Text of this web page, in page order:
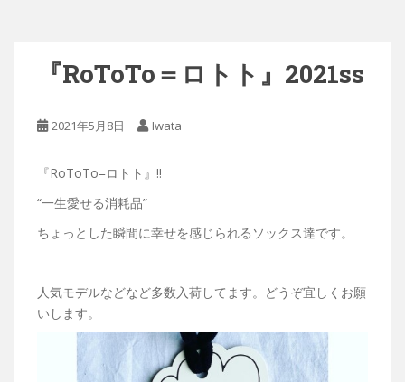
『RoToTo＝ロトト』2021ss
2021年5月8日 Iwata
『RoToTo=ロトト』‼︎
“一生愛せる消耗品”
ちょっとした瞬間に幸せを感じられるソックス達です。
人気モデルなどなど多数入荷してます。どうぞ宜しくお願
いします。